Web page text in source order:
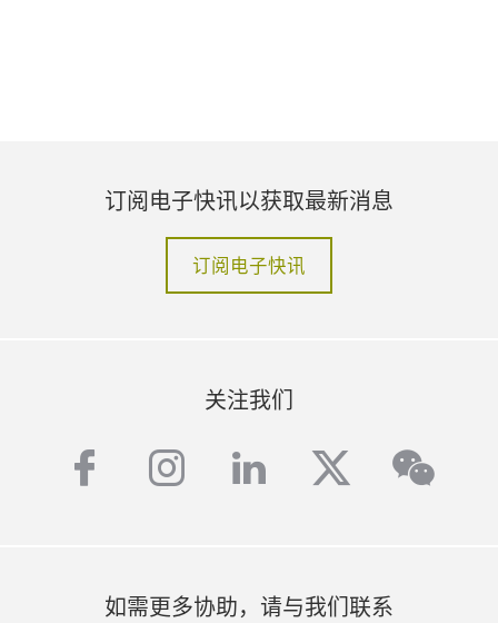
订阅电子快讯以获取最新消息
订阅电子快讯
关注我们
facebook
instagram
linkedintwitter
如需更多协助，请与我们联系